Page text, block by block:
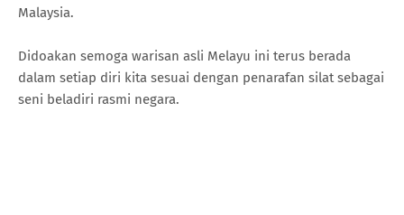
Malaysia.
Didoakan semoga warisan asli Melayu ini terus berada
dalam setiap diri kita sesuai dengan penarafan silat sebagai
seni beladiri rasmi negara.